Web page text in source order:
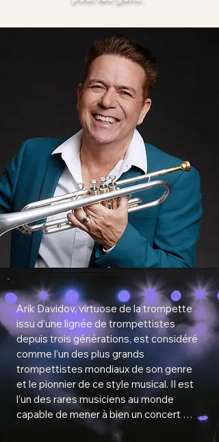
Arik Davidov, virtuose de la trompette
issu d’une lignée de trompettistes
depuis trois générations, est considéré
comme l’un des plus grands
trompettistes mondiaux de son genre
et le pionnier de ce style musical. Il est
l’un des rares musiciens au monde
capable de mener à bien un concert
complet en direct, avec pour seul